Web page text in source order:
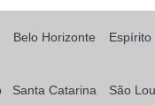
Belo Horizonte Espírito
Santa Catarina São